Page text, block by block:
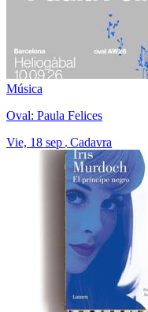
Música
Oval: Paula Felices
Vie, 18 sep Cadavra